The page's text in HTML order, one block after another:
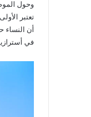
وحول
تعتبر
أن النساء
في